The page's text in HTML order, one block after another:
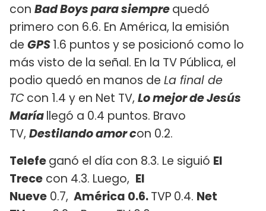
con Bad Boys para siemprequedó
primero con 6.6. En América, la emisión
de GPS1.6 puntos y se posicionó como lo
más visto de la señal. En la TV Pública, el
podio quedó en manos de La final de
TCcon 1.4 y en Net TV, Lo mejor de Jesús
Maríallegó a 0.4 puntos. Bravo
TV, Destilando amor con 0.2.
Telefeganó el día con 8.3. Le siguió El
Trece con 4.3. Luego, El
Nueve 0.7, América 0.6.TVP 0.4. Net